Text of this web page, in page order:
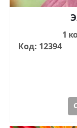
1
Код: 12394